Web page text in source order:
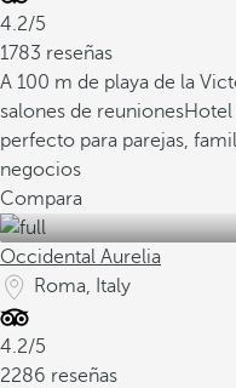
4.2/5
1783 reseñas
A 100 m de playa de la
salones de reuniones
perfecto para parejas,
negocios
Compara
Occidental Aurelia
Roma, Italy
4.2/5
2286 reseñas